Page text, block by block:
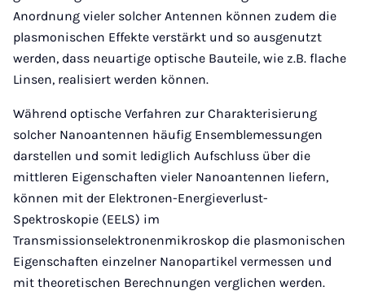
Anordnung vieler solcher Antennen können zudem die
plasmonischen Effekte verstärkt und so ausgenutzt
werden, dass neuartige optische Bauteile, wie z.B. flache
Linsen, realisiert werden können.
Während optische Verfahren zur Charakterisierung
solcher Nanoantennen häufig Ensemblemessungen
darstellen und somit lediglich Aufschluss über die
mittleren Eigenschaften vieler Nanoantennen liefern,
können mit der Elektronen-Energieverlust-
Spektroskopie (EELS) im
Transmissionselektronenmikroskop die plasmonischen
Eigenschaften einzelner Nanopartikel vermessen und
mit theoretischen Berechnungen verglichen werden.